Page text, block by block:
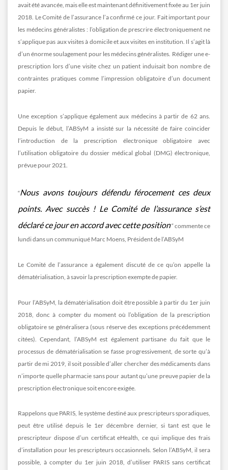
avait été avancée, mais elle est maintenant définitivement fixée au 1er juin
2018. Le Comité de l’assurance l’a confirmé ce jour. Fait important pour
les médecins généralistes : l’obligation de prescrire électroniquement ne
s’applique pas aux visites à domicile et aux visites en institution. Il s’agit là
d’un énorme soulagement pour les médecins généralistes. Rédiger une e-
prescription lors d’une visite chez un patient induisait bon nombre de
contraintes pratiques comme l’impression obligatoire d’un document
papier.
Une exception s’applique également aux médecins à partir de 62 ans.
Depuis le début, l’ABSyM a insisté sur la nécessité de faire coïncider
l’introduction de la prescription électronique obligatoire avec
l’utilisation obligatoire du dossier médical global (DMG) électronique,
prévue pour 2021.
“Nous avons toujours défendu férocement ces deux
points. Avec succès ! Le Comité de l’assurance s’est
déclaré ce jour en accord avec cette position“ commente ce
lundi dans un communiqué Marc Moens, Président de l’ABSyM
Le Comité de l’assurance a également discuté de ce qu’on appelle la
dématérialisation, à savoir la prescription exempte de papier.
Pour l’ABSyM, la dématérialisation doit être possible à partir du 1er juin
2018, donc à compter du moment où l’obligation de la prescription
obligatoire se généralisera (sous réserve des exceptions précédemment
citées). Cependant, l’ABSyM est également partisane du fait que le
processus de dématérialisation se fasse progressivement, de sorte qu’à
partir de mi 2019, il soit possible d’aller chercher des médicaments dans
n’importe quelle pharmacie sans pour autant qu’une preuve papier de la
prescription électronique soit encore exigée.
Rappelons que PARIS, le système destiné aux prescripteurs sporadiques,
peut être utilisé depuis le 1er décembre dernier, si tant est que le
prescripteur dispose d’un certificat eHealth, ce qui implique des frais
d’installation pour les prescripteurs occasionnels. Selon l’ABSyM, il sera
possible, à compter du 1er juin 2018, d’utiliser PARIS sans certificat